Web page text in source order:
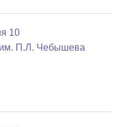
10
им. П.Л. Чебышева